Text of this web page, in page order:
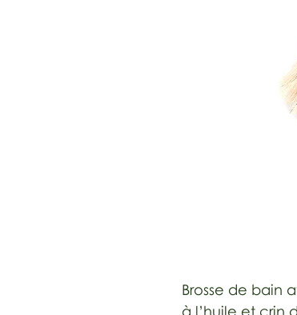
Brosse de bain
à l’huile et crin